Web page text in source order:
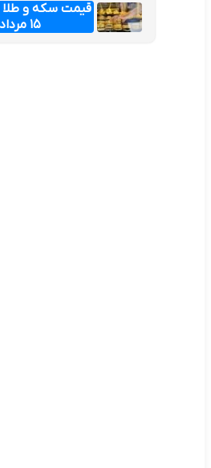
قیمت سکه و طلا
۱۵ مرداد ۱۴۰۵